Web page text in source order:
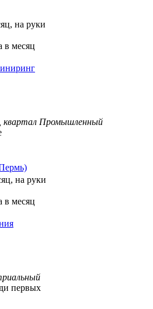
на руки
в месяц
квартал Промышленный
на руки
в месяц
первых